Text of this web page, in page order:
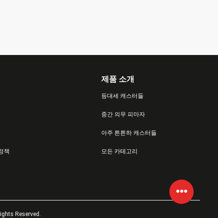
책
제품 소개
등대세 캐스터들
중간 의무 피마자
아주 튼튼하 캐스터들
모든 카테고리
Reserved.